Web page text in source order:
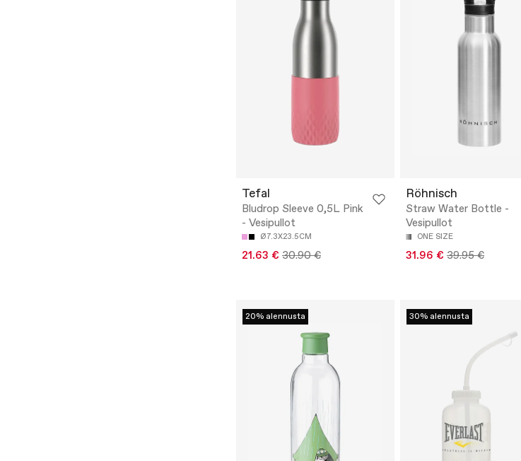
Tefal
Bludrop Sleeve 0,5L Pink
- Vesipullot
Ø7.3X23.5CM
21.63 € 30.90 €
Röhnisch
Straw Water Bottle -
Vesipullot
ONE SIZE
31.96 € 39.95 €
20% alennusta 30% alennusta